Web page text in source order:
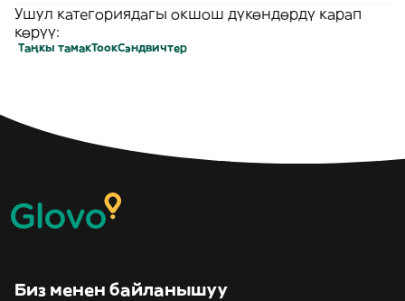
Ушул категориядагы окшош дүкөндөрдү карап
көрүү:
Таңкы тамакТоокСэндвичтер
Биз менен байланышуу